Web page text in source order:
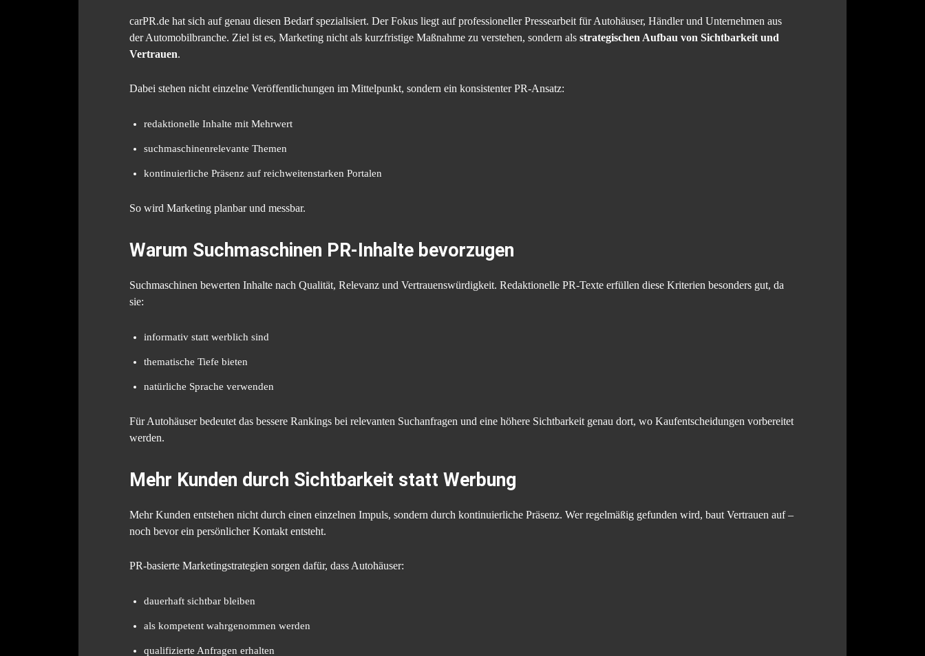
carPR.de hat sich auf genau diesen Bedarf spezialisiert. Der Fokus liegt auf professioneller Pressearbeit für Autohäuser, Händler und Unternehmen aus
der Automobilbranche. Ziel ist es, Marketing nicht als kurzfristige Maßnahme zu verstehen, sondern als strategischen Aufbau von Sichtbarkeit und
Vertrauen.
Dabei stehen nicht einzelne Veröffentlichungen im Mittelpunkt, sondern ein konsistenter PR-Ansatz:
redaktionelle Inhalte mit Mehrwert
suchmaschinenrelevante Themen
kontinuierliche Präsenz auf reichweitenstarken Portalen
So wird Marketing planbar und messbar.
Warum Suchmaschinen PR-Inhalte bevorzugen
Suchmaschinen bewerten Inhalte nach Qualität, Relevanz und Vertrauenswürdigkeit. Redaktionelle PR-Texte erfüllen diese Kriterien besonders gut, da
sie:
informativ statt werblich sind
thematische Tiefe bieten
natürliche Sprache verwenden
Für Autohäuser bedeutet das bessere Rankings bei relevanten Suchanfragen und eine höhere Sichtbarkeit genau dort, wo Kaufentscheidungen vorbereitet
werden.
Mehr Kunden durch Sichtbarkeit statt Werbung
Mehr Kunden entstehen nicht durch einen einzelnen Impuls, sondern durch kontinuierliche Präsenz. Wer regelmäßig gefunden wird, baut Vertrauen auf –
noch bevor ein persönlicher Kontakt entsteht.
PR-basierte Marketingstrategien sorgen dafür, dass Autohäuser:
dauerhaft sichtbar bleiben
als kompetent wahrgenommen werden
qualifizierte Anfragen erhalten